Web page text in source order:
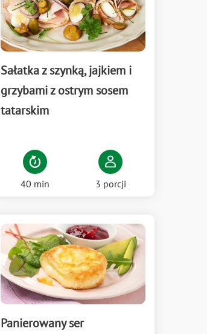
Sałatka z szynką, jajkiem i
grzybami z ostrym sosem
tatarskim
40 min 3 porcji
Panierowany ser